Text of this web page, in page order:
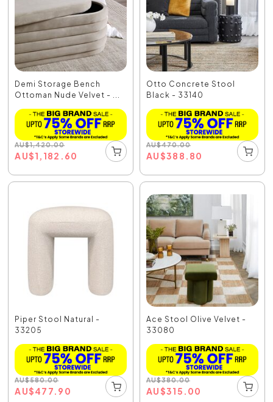
Demi Storage Bench
Ottoman Nude Velvet - ...
AU$1,420.00
AU$1,182.60
Otto Concrete Stool
Black - 33140
AU$470.00
AU$388.80
Piper Stool Natural -
33205
AU$580.00
AU$477.90
Ace Stool Olive Velvet -
33080
AU$380.00
AU$315.00